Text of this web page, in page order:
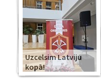
Uzcelsim Latviju
kopā!